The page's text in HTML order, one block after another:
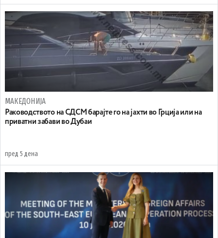
МАКЕДОНИЈА
Раководството на СДСМ барајте го на јахти во Грција или на
приватни забави во Дубаи
пред 5 дена